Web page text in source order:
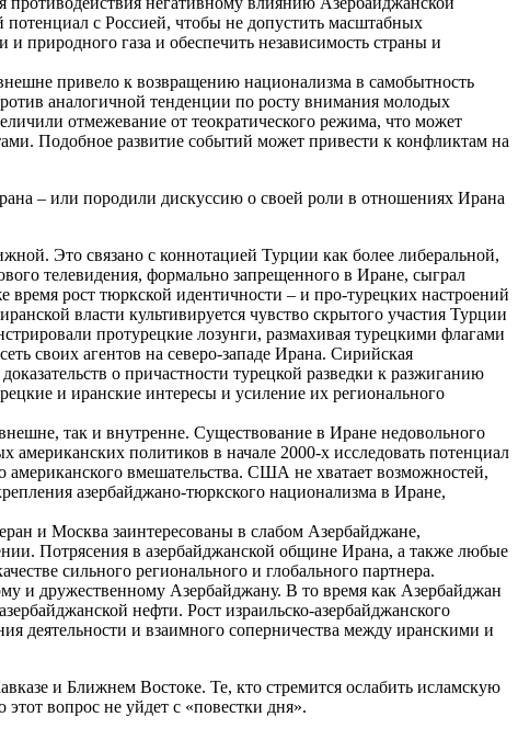
с Россией, чтобы не допустить масштабных
природного газа и обеспечить независимость страны и
привело к возвращению национализма в самобытность
аналогичной тенденции по росту внимания молодых
отмежевание от теократического режима, что может
Подобное развитие событий может привести к конфликтам на
– или породили дискуссию о своей роли в отношениях Ирана
Это связано с коннотацией Турции как более либеральной,
телевидения, формально запрещенного в Иране, сыграл
рост тюркской идентичности – и про-турецких настроений
власти культивируется чувство скрытого участия Турции
протурецкие лозунги, размахивая турецкими флагами
своих агентов на северо-западе Ирана. Сирийская
о причастности турецкой разведки к разжиганию
и иранские интересы и усиление их регионального
так и внутренне. Существование в Иране недовольного
политиков в начале 2000-х исследовать потенциал
американского вмешательства. США не хватает возможностей,
азербайджано-тюркского национализма в Иране,
и Москва заинтересованы в слабом Азербайджане,
Потрясения в азербайджанской общине Ирана, а также любые
сильного регионального и глобального партнера.
и дружественному Азербайджану. В то время как Азербайджан
нефти. Рост израильско-азербайджанского
деятельности и взаимного соперничества между иранскими и
и Ближнем Востоке. Те, кто стремится ослабить исламскую
вопрос не уйдет с «повестки дня».